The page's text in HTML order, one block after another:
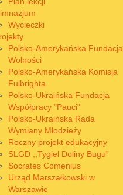
Wycieczki
Polsko-Amerykańska Fundacja
Wolności
Polsko-Amerykańska Komisja
Fulbrighta
Polsko-Ukraińska Fundacja
Współpracy "Pauci"
Polsko-Ukraińska Rada
Wymiany Młodzieży
Roczny projekt edukacyjny
SLGD ,,Tygiel Doliny Bugu”
Socrates Comenius
Urząd Marszałkowski w
Warszawie